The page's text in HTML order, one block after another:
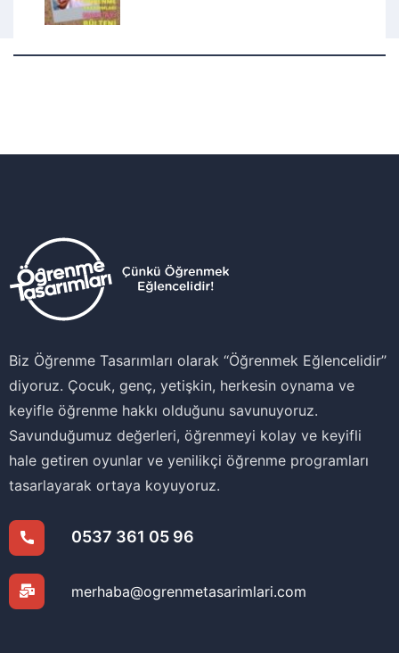
Biz Öğrenme Tasarımları olarak ‘‘Öğrenmek Eğlencelidir’’
diyoruz. Çocuk, genç, yetişkin, herkesin oynama ve
keyifle öğrenme hakkı olduğunu savunuyoruz.
Savunduğumuz değerleri, öğrenmeyi kolay ve keyifli
hale getiren oyunlar ve yenilikçi öğrenme programları
tasarlayarak ortaya koyuyoruz.
0537 361 05 96
merhaba@ogrenmetasarimlari.com